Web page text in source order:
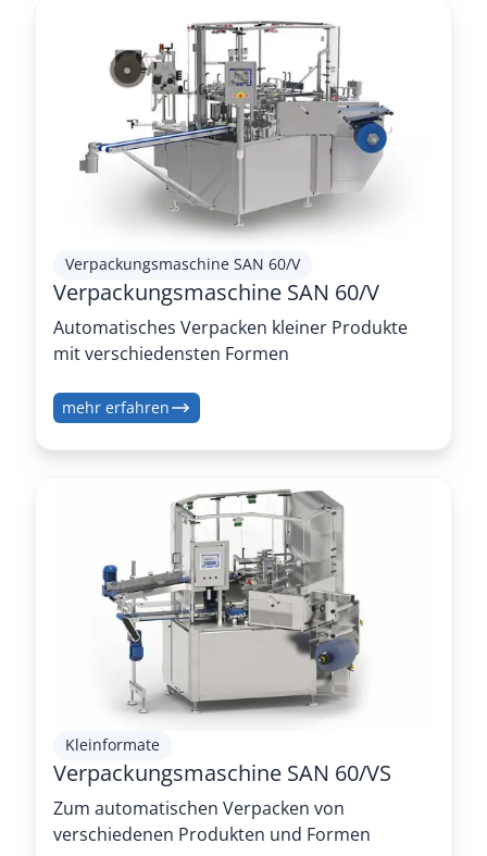
Verpackungsmaschine SAN 60/V
Verpackungsmaschine SAN 60/V
Automatisches Verpacken kleiner Produkte
mit verschiedensten Formen
mehr erfahren
Kleinformate
Verpackungsmaschine SAN 60/VS
Zum automatischen Verpacken von
verschiedenen Produkten und Formen